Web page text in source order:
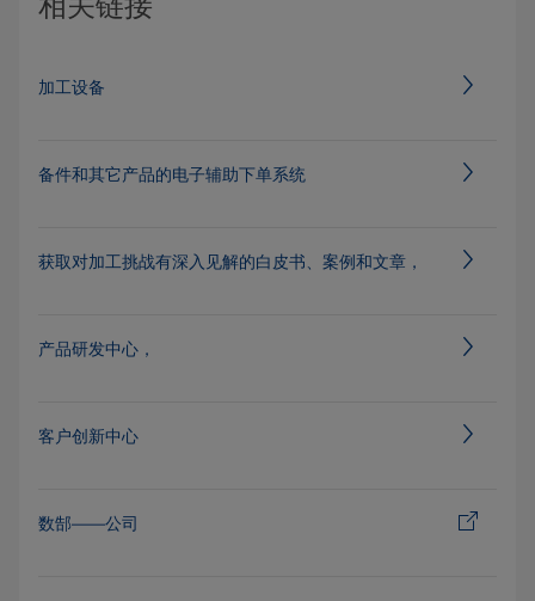
加工设备
备件和其它产品的电子辅助下单系统
获取对加工挑战有深入见解的白皮书、案例和文章，
产品研发中心，
客户创新中心
数郜——公司